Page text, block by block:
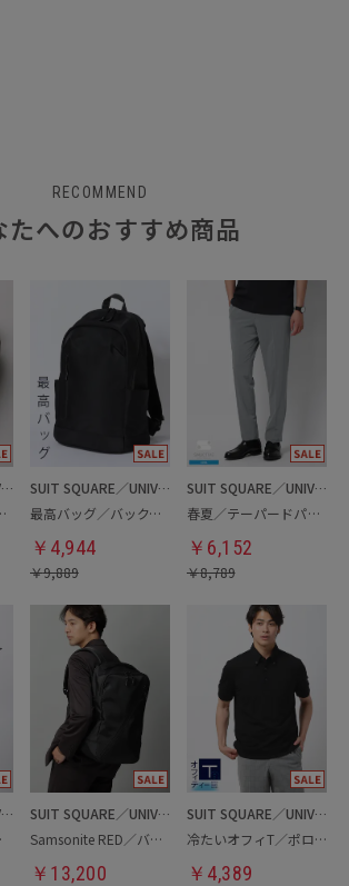
RECOMMEND
たへのおすすめ商品
SUIT SQUARE／UNIVERSAL LANGUAGE
インローファー
SUIT SQUARE／UNIVERSAL LANGUAGE
最高バッグ／バックパック
￥ 4,944
￥9,889
SUIT SQUARE／UNIVERSAL LANGUAGE
春夏／テーパードパンツ
￥ 6,152
￥8,789
SUIT SQUARE／UNIVERSAL LANGUAGE
グ
SUIT SQUARE／UNIVERSAL LANGUAGE
Samsonite RED／バックパック
￥ 13,200
SUIT SQUARE／UNIVERSAL LANGUAGE
冷たいオフィT／ポロシャツ
￥ 4,389